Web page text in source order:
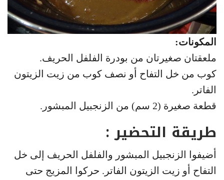
المكونات:
ملعقتان صغيرتان من بودرة الفلفل الحريف.
كوب من خل التفاح أو نصف كوب من زيت الزيتون
الفاتر.
قطعة صغيرة (2 سم) من الزنجبيل المبشور.
طريقة التحضير :
أضيفوا الزنجبيل المبشور والفلفل الحريف إلى خل
التفاح أو زيت الزيتون الفاتر. حركوا المزيج حتى